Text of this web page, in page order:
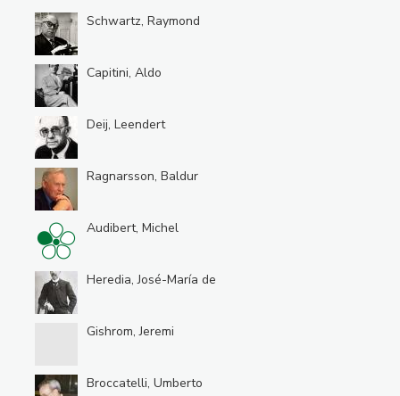
Schwartz, Raymond
Capitini, Aldo
Deij, Leendert
Ragnarsson, Baldur
Audibert, Michel
Heredia, José-María de
Gishrom, Jeremi
Broccatelli, Umberto